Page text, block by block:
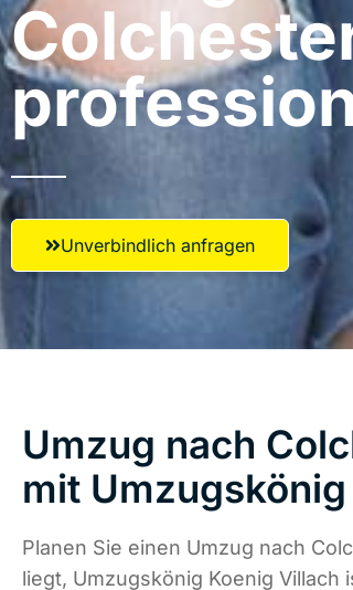
Unverbindlich anfragen
Umzug nach
mit
Planen Sie einen Umzug nach
liegt, Umzugskönig Koenig Villach